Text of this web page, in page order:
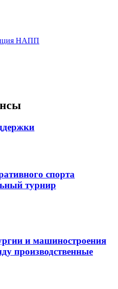
НАПП
спорта
турнир
и машиностроения
производственные